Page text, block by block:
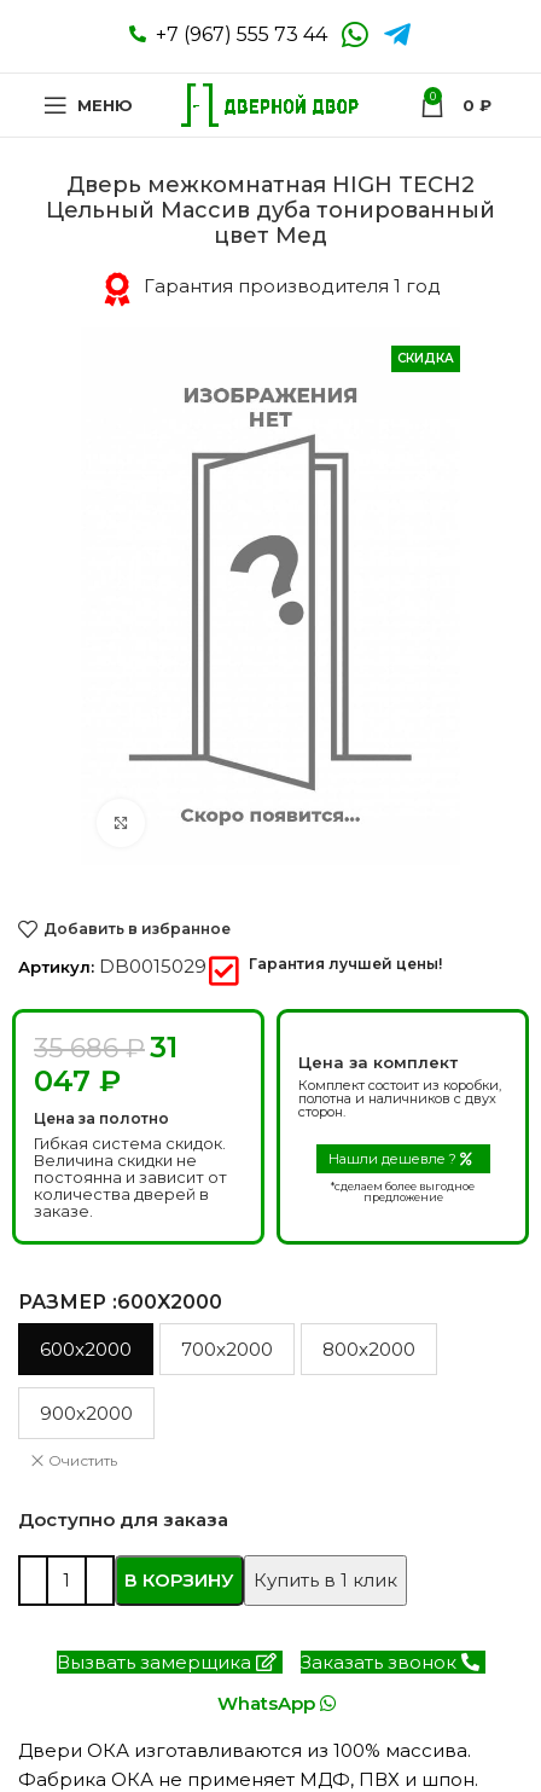
+7 (967) 555 73 44
МЕНЮ 0 0 ₽
Дверь межкомнатная HIGH TECH2
Цельный Массив дуба тонированный
цвет Мед
Гарантия производителя 1 год
СКИДКА
Нажмите, чтобы увеличить
Добавить в избранное
Артикул: DB0015029 Гарантия лучшей цены!
35 686₽31
047 ₽
Цена за полотно
Гибкая система скидок.
Величина скидки не
постоянна и зависит от
количества дверей в
заказе.
Цена за комплект
Комплект состоит из коробки,
полотна и наличников с двух
сторон.
Нашли дешевле ?
*сделаем более выгодное
предложение
РАЗМЕР :600X2000
600x2000 700x2000 800x2000
900x2000
Очистить
Доступно для заказа
В КОРЗИНУ Купить в 1 клик
Вызвать замерщика
Заказать звонок
WhatsApp
Двери ОКА изготавливаются из 100% массива.
Фабрика ОКА не применяет МДФ, ПВХ и шпон.